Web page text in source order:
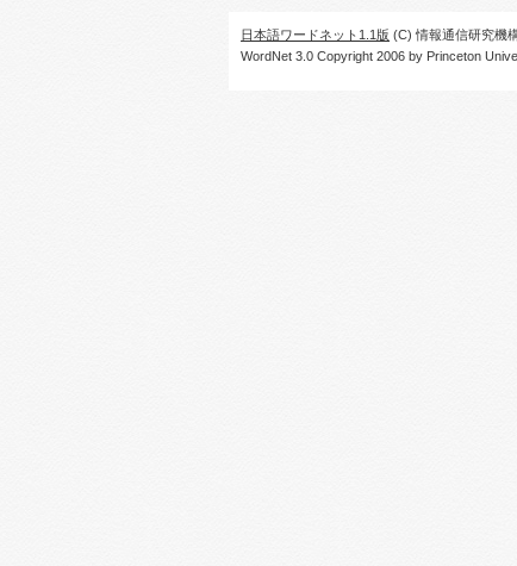
日本語ワードネット1.1版 (C) 情報通信研究機
WordNet 3.0 Copyright 2006 by Princeton